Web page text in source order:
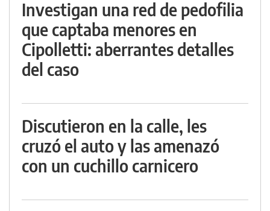
Investigan una red de pedofilia
que captaba menores en
Cipolletti: aberrantes detalles
del caso
Discutieron en la calle, les
cruzó el auto y las amenazó
con un cuchillo carnicero